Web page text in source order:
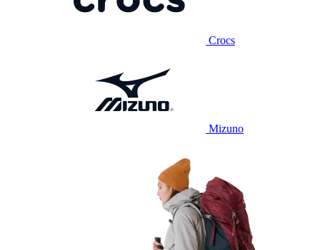
Crocs
Mizuno